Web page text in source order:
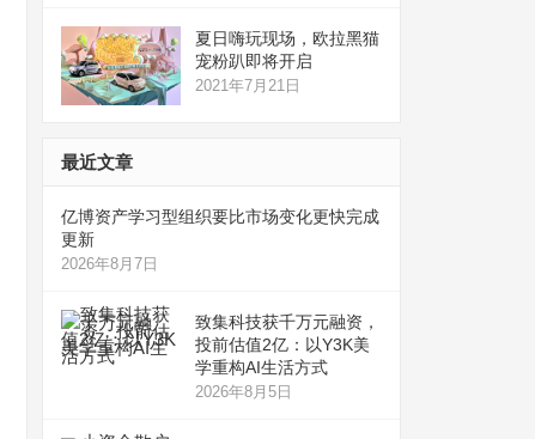
夏日嗨玩现场，欧拉黑猫
宠粉趴即将开启
2021年7月21日
最近文章
亿博资产学习型组织要比市场变化更快完成
更新
2026年8月7日
致集科技获千万元融资，
投前估值2亿：以Y3K美
学重构AI生活方式
2026年8月5日